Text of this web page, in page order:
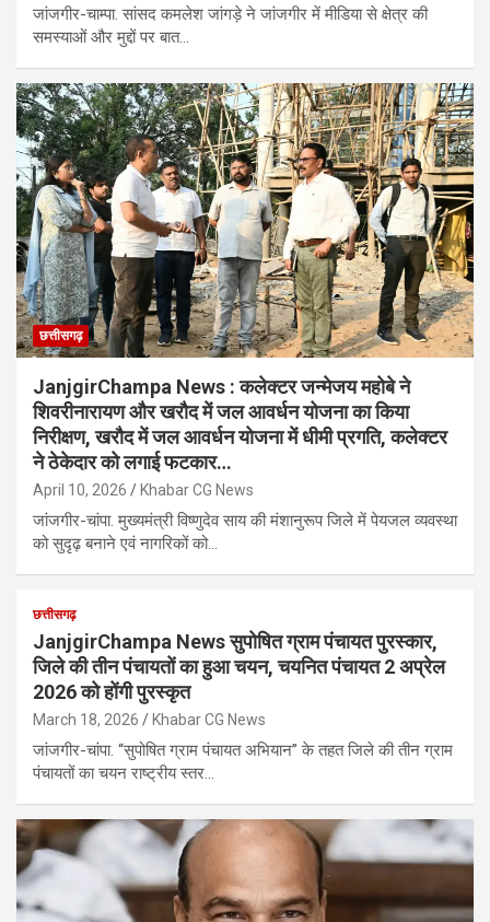
जांजगीर-चाम्पा. सांसद कमलेश जांगड़े ने जांजगीर में मीडिया से क्षेत्र की
समस्याओं और मुद्दों पर बात…
छत्तीसगढ़
JanjgirChampa News : कलेक्टर जन्मेजय महोबे ने
शिवरीनारायण और खरौद में जल आवर्धन योजना का किया
निरीक्षण, खरौद में जल आवर्धन योजना में धीमी प्रगति, कलेक्टर
ने ठेकेदार को लगाई फटकार…
April 10, 2026 Khabar CG News
जांजगीर-चांपा. मुख्यमंत्री विष्णुदेव साय की मंशानुरूप जिले में पेयजल व्यवस्था
को सुदृढ़ बनाने एवं नागरिकों को…
छत्तीसगढ़
JanjgirChampa News सुपोषित ग्राम पंचायत पुरस्कार,
जिले की तीन पंचायतों का हुआ चयन, चयनित पंचायत 2 अप्रेल
2026 को होंगी पुरस्कृत
March 18, 2026 Khabar CG News
जांजगीर-चांपा. ‘‘सुपोषित ग्राम पंचायत अभियान’’ के तहत जिले की तीन ग्राम
पंचायतों का चयन राष्ट्रीय स्तर…